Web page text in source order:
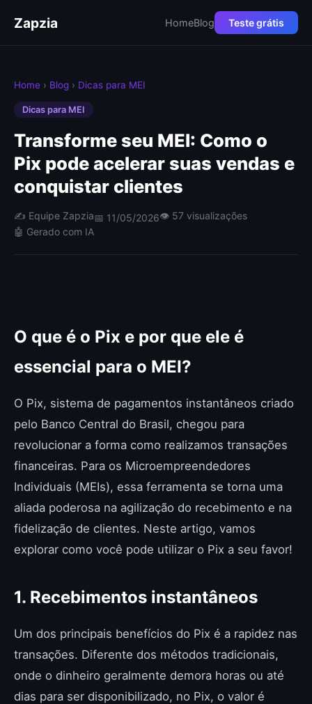
Zapzia HomeBlog Teste grátis
Home › Blog › Dicas para MEI
Dicas para MEI
Transforme seu MEI: Como o
Pix pode acelerar suas vendas e
conquistar clientes
✍️ Equipe Zapzia📅 11/05/2026👁 57 visualizações
🤖 Gerado com IA
O que é o Pix e por que ele é
essencial para o MEI?
O Pix, sistema de pagamentos instantâneos criado
pelo Banco Central do Brasil, chegou para
revolucionar a forma como realizamos transações
financeiras. Para os Microempreendedores
Individuais (MEIs), essa ferramenta se torna uma
aliada poderosa na agilização do recebimento e na
fidelização de clientes. Neste artigo, vamos
explorar como você pode utilizar o Pix a seu favor!
1. Recebimentos instantâneos
Um dos principais benefícios do Pix é a rapidez nas
transações. Diferente dos métodos tradicionais,
onde o dinheiro geralmente demora horas ou até
dias para ser disponibilizado, no Pix, o valor é